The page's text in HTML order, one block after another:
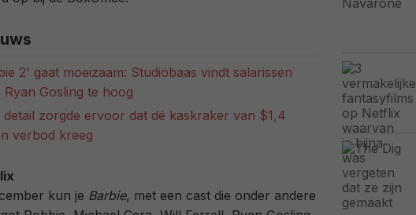
2' gaat moeizaam: Studiobaas vindt salarissen
Gosling te hoog
detail zorgde ervoor dat dé kaskraker van $1,4
verbod kreeg
kun je Barbie, met een cast die onder andere